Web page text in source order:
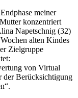
meiner
konzentriert
Napetschnig (32)
alten Kindes
Zielgruppe
von Virtual
Berücksichtigung